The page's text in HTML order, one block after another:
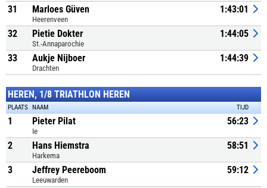
31 Marloes Güven
Heerenveen
1:43:01
32 Pietie Dokter
St.-Annaparochie
1:44:05
33 Aukje Nijboer
Drachten
1:44:39
HEREN, 1/8 TRIATHLON HEREN
PLAATS NAAM TIJD
1 Pieter Pilat
Ie
56:23
2 Hans Hiemstra
Harkema
58:51
3 Jeffrey Peereboom
Leeuwarden
59:12